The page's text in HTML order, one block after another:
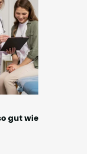
gut wie